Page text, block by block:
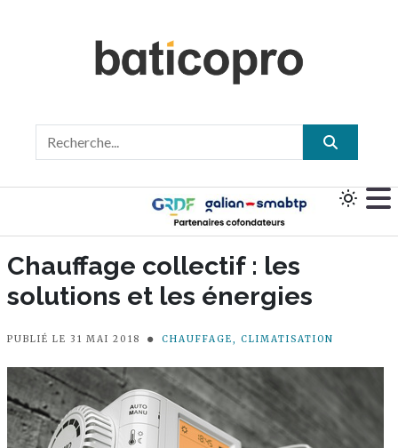
Chauffage collectif : les
solutions et les énergies
PUBLIÉ LE 31 MAI 2018 CHAUFFAGE, CLIMATISATION